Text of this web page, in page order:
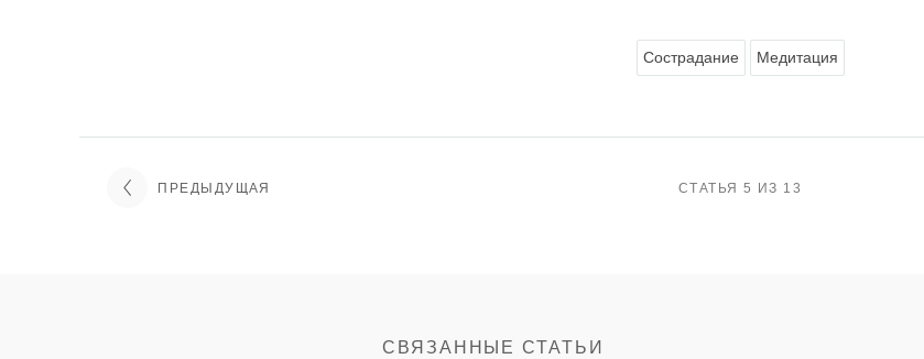
Сострадание Медитация
ПРЕДЫДУЩАЯ СТАТЬЯ 5 ИЗ 13
СВЯЗАННЫЕ СТАТЬИ